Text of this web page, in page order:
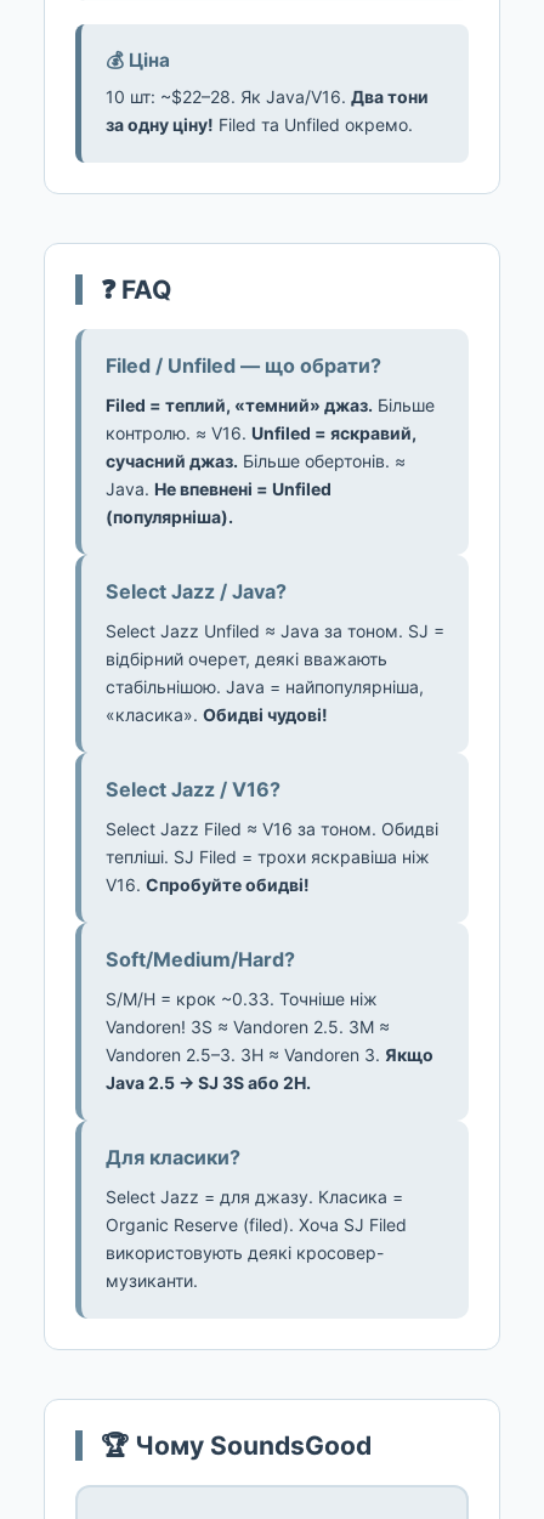
💰 Ціна
10 шт: ~$22–28. Як Java/V16. Два тони
за одну ціну! Filed та Unfiled окремо.
❓ FAQ
Filed / Unfiled — що обрати?
Filed = теплий, «темний» джаз. Більше
контролю. ≈ V16. Unfiled = яскравий,
сучасний джаз. Більше обертонів. ≈
Java. Не впевнені = Unfiled
(популярніша).
Select Jazz / Java?
Select Jazz Unfiled ≈ Java за тоном. SJ =
відбірний очерет, деякі вважають
стабільнішою. Java = найпопулярніша,
«класика». Обидві чудові!
Select Jazz / V16?
Select Jazz Filed ≈ V16 за тоном. Обидві
тепліші. SJ Filed = трохи яскравіша ніж
V16. Спробуйте обидві!
Soft/Medium/Hard?
S/M/H = крок ~0.33. Точніше ніж
Vandoren! 3S ≈ Vandoren 2.5. 3M ≈
Vandoren 2.5–3. 3H ≈ Vandoren 3. Якщо
Java 2.5 → SJ 3S або 2H.
Для класики?
Select Jazz = для джазу. Класика =
Organic Reserve (filed). Хоча SJ Filed
використовують деякі кросовер-
музиканти.
🏆 Чому SoundsGood